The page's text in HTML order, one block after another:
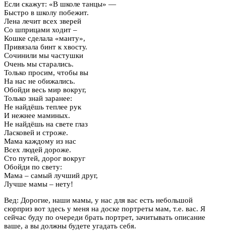
Если скажут: «В школе танцы» —
Быстро в школу побежит.
Лена лечит всех зверей
Со шприцами ходит –
Кошке сделала «манту»,
Привязала бинт к хвосту.
Сочинили мы частушки
Очень мы старались.
Только просим, чтобы вы
На нас не обижались.
Обойди весь мир вокруг,
Только знай заранее:
Не найдёшь теплее рук
И нежнее маминых.
Не найдёшь на свете глаз
Ласковей и строже.
Мама каждому из нас
Всех людей дороже.
Сто путей, дорог вокруг
Обойди по свету:
Мама – самый лучший друг,
Лучше мамы – нету!
Вед: Дорогие, наши мамы, у нас для вас есть небольшой
сюрприз вот здесь у меня на доске портреты мам, т.е. вас. Я
сейчас буду по очереди брать портрет, зачитывать описание
ваше, а вы должны будете угадать себя.